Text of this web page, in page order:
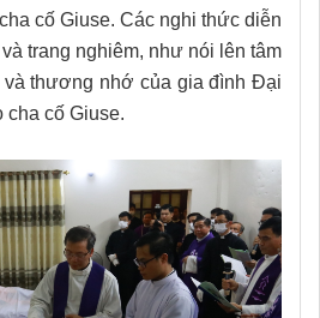
cố Giuse. Các nghi thức diễn
trang nghiêm, như nói lên tâm
và thương nhớ của gia đình Đại
cha cố Giuse.